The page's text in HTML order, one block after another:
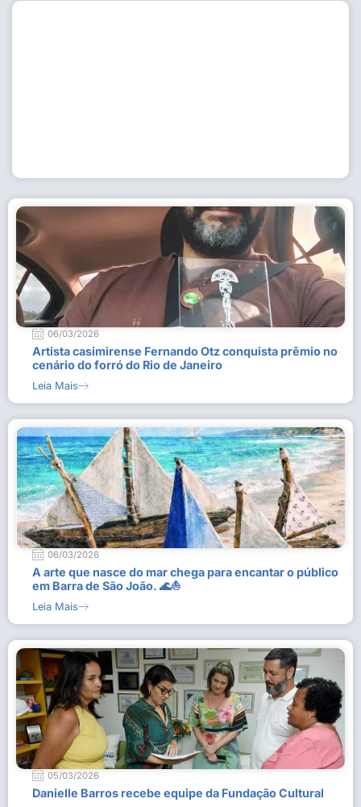
06/03/2026
Artista casimirense Fernando Otz conquista prêmio no
cenário do forró do Rio de Janeiro
Leia Mais
06/03/2026
A arte que nasce do mar chega para encantar o público
em Barra de São João. 🌊⛵
Leia Mais
05/03/2026
Danielle Barros recebe equipe da Fundação Cultural